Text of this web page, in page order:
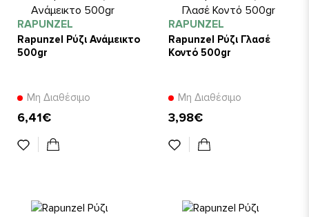
RAPUNZEL
Rapunzel Ρύζι Ανάμεικτο
500gr
Μη Διαθέσιμο
6,41€
RAPUNZEL
Rapunzel Ρύζι Γλασέ
Κοντό 500gr
Μη Διαθέσιμο
3,98€